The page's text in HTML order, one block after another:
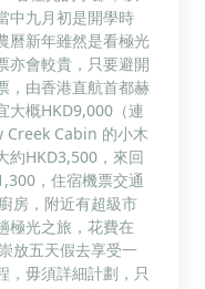
中九月初是開學時
曆新年雖然是看極光
亦會較貴，只要避開
，由香港直航首都赫
大概HKD9,000（連
Creek Cabin 的小木
約HKD3,500，來回
，住宿機票交通
房，附近有超級市
極光之旅，花費在
放五天假去享受一
，毋須詳細計劃，只